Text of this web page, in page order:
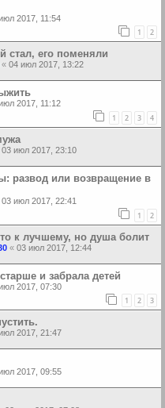
2017, 11:54
1 2
стал, его поменяли
« 04 июл 2017, 13:22
2017, 11:12
1 2 3 4
03 июл 2017, 23:10
развод или возвращение в
03 июл 2017, 22:41
1 2
к лучшему, но душа болит
« 03 июл 2017, 12:44
и забрала детей
2017, 07:30
1 2 3
2017, 21:47
2017, 09:55